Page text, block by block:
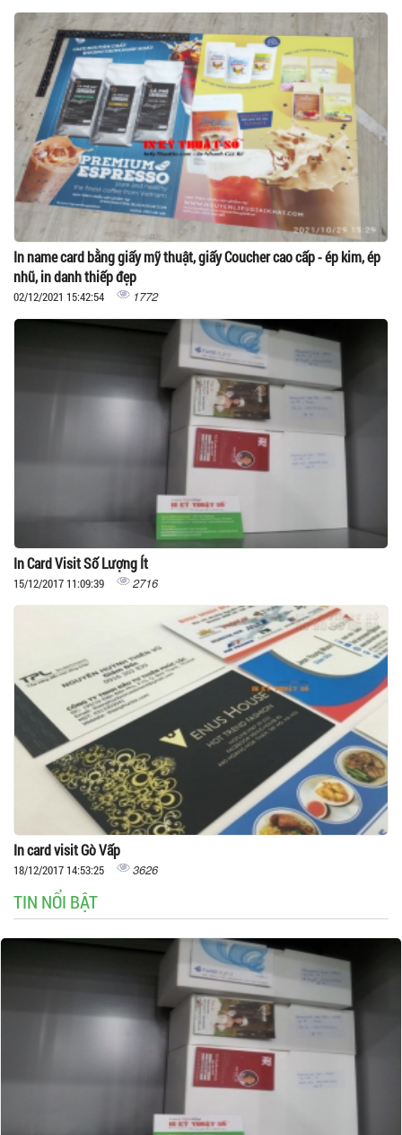
In name card bằng giấy mỹ thuật, giấy Coucher cao cấp - ép kim, ép
nhũ, in danh thiếp đẹp
02/12/2021 15:42:54 1772
In Card Visit Số Lượng Ít
15/12/2017 11:09:39 2716
In card visit Gò Vấp
18/12/2017 14:53:25 3626
TIN NỔI BẬT